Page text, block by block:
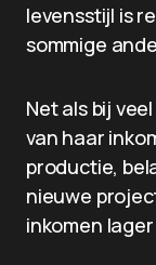
levensstijl is
sommige
Net als bij
van haar
productie,
nieuwe
inkomen